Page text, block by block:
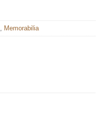
, Memorabilia